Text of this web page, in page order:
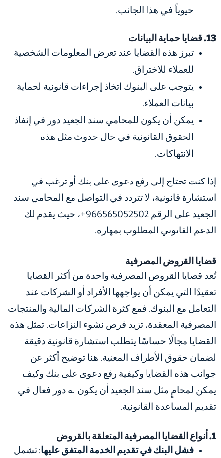
حيوياً في هذا الجانب.
13. قضايا حماية البيانات
تبرز هذه القضايا عند تعرض المعلومات الشخصية
للعملاء للاختراق.
يتوجب على البنوك اتخاذ إجراءات قانونية لحماية
بيانات العملاء.
يمكن أن يكون للمحامي سند الجعيد دور في إنفاذ
الحقوق القانونية في حال حدوث مثل هذه
الانتهاكات.
إذا كنت تحتاج إلى رفع دعوى على بنك أو ترغب في
استشارة قانونية، لا تتردد في التواصل مع المحامي سند
الجعيد على الرقم 966565052502+، حيث يقدم لك
الدعم القانوني المطلوب بمهارة.
قضايا القروض المصرفية
تُعد قضايا القروض المصرفية واحدة من أكثر القضايا
تعقيدًا التي يمكن أن يواجهها الأفراد أو الشركات عند
التعامل مع البنوك. فمع كثرة الشركات المالية والمنتجات
المصرفية المعقدة، تزيد فرص نشوء النزاعات. تمثل هذه
القضايا مجالًا حساسًا يتطلب استشارة قانونية دقيقة
لضمان حقوق الأطراف المعنية. هنا توضيح أكثر عن
جوانب هذه القضايا وكيفية رفع دعوى على بنك وكيف
يمكن لمحامٍ مثل سند الجعيد أن يكون له دور فعال في
تقديم المساعدة القانونية.
1. أنواع القضايا المصرفية المتعلقة بالقروض
فشل البنك في تقديم الخدمة المتفق عليها: تشمل